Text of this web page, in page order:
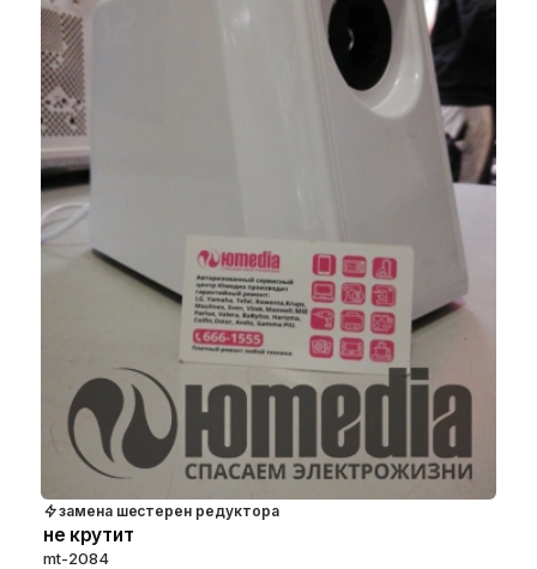
замена шестерен редуктора
не крутит
mt-2084